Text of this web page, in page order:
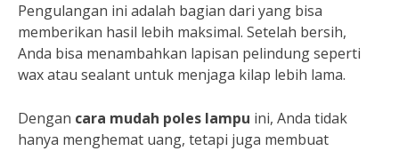
Pengulangan ini adalah bagian dari yang bisa
memberikan hasil lebih maksimal. Setelah bersih,
Anda bisa menambahkan lapisan pelindung seperti
wax atau sealant untuk menjaga kilap lebih lama.
Dengan cara mudah poles lampu ini, Anda tidak
hanya menghemat uang, tetapi juga membuat